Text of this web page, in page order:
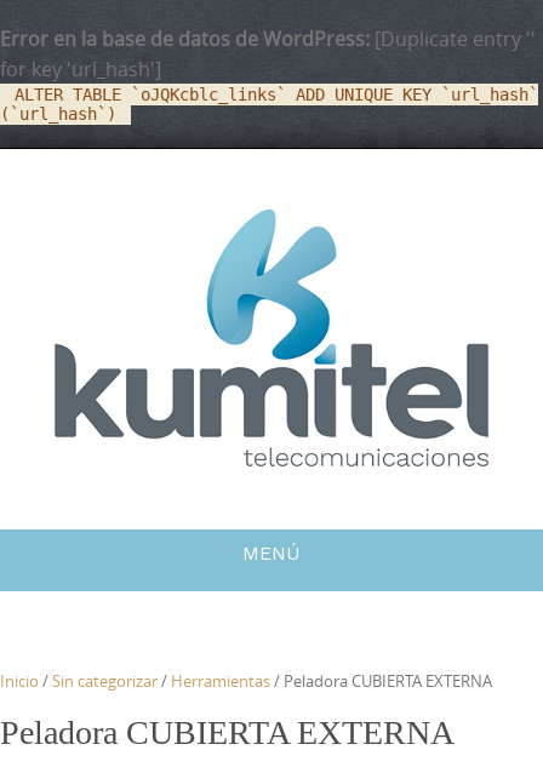
Error en la base de datos de WordPress: [Duplicate entry ''
for key 'url_hash']
ALTER TABLE `oJQKcblc_links` ADD UNIQUE KEY `url_hash`
(`url_hash`)
MENÚ
Inicio /Sin categorizar/ Herramientas/ Peladora CUBIERTA EXTERNA
Peladora CUBIERTA EXTERNA